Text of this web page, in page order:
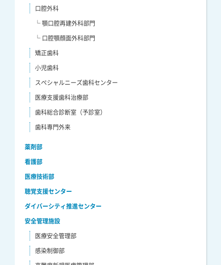
口腔外科
└ 顎口腔再建外科部門
└ 口腔顎顔面外科部門
矯正歯科
小児歯科
スペシャルニーズ歯科センター
医療支援歯科治療部
歯科総合診断室（予診室）
歯科専門外来
薬剤部
看護部
医療技術部
聴覚支援センター
ダイバーシティ推進センター
安全管理施設
医療安全管理部
感染制御部